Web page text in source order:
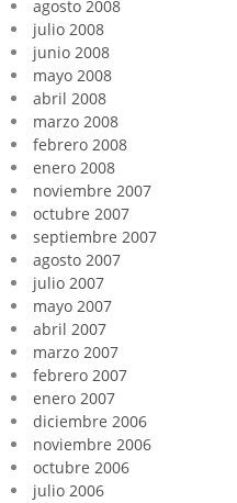
agosto 2008
julio 2008
junio 2008
mayo 2008
abril 2008
marzo 2008
febrero 2008
enero 2008
noviembre 2007
octubre 2007
septiembre 2007
agosto 2007
julio 2007
mayo 2007
abril 2007
marzo 2007
febrero 2007
enero 2007
diciembre 2006
noviembre 2006
octubre 2006
julio 2006